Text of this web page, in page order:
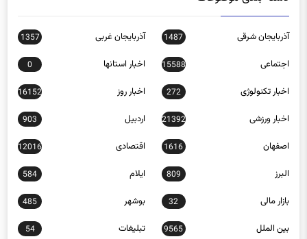
آذربایجان شرقی 1487 آذربایجان غربی 1357
اجتماعی 15588 اخبار استانها 0
اخبار تکنولوژی 272 اخبار روز 16152
اخبار ورزشی 21392 اردبیل 903
اصفهان 1616 اقتصادی 12016
البرز 809 ایلام 584
بازار مالی 32 بوشهر 485
بین الملل 9565 تبلیغات 54